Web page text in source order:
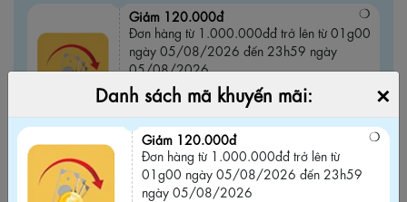
Giảm 120.000đ
Đơn hàng từ 1.000.000đđ trở lên từ 01g00
ngày 05/08/2026 đến 23h59 ngày
05/08/2026
Mã:AUB2SDAILY120KM Sao chép mã
Giảm 70.000đ
Đơn hàng từ 500.000đ trở lên từ 01g00
ngày 06/08/2026 đến 23h59 ngày
Danh sách mã khuyến mãi: ×
Giảm 120.000đ
Đơn hàng từ 1.000.000đđ trở lên từ
01g00 ngày 05/08/2026 đến 23h59
ngày 05/08/2026